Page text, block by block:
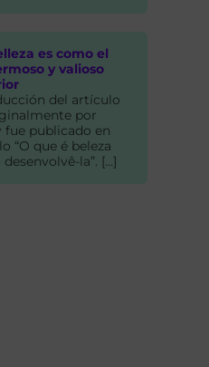
es como el
y valioso
del artículo
por
fue publicado en
“O que é beleza
la”. […]